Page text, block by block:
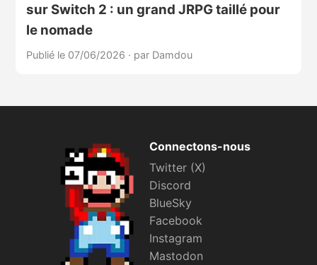
sur Switch 2 : un grand JRPG taillé pour
le nomade
Publié le 07/06/2026 · par Damdou
Connectons-nous
Twitter (X)
Discord
BlueSky
Facebook
Instagram
Mastodon